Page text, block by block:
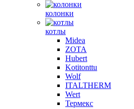
колонки
котлы
Midea
ZOTA
Hubert
Kotitonttu
Wolf
ITALTHERM
Wert
Термекс